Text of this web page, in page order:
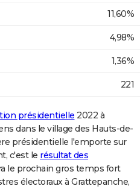
11,60%
4,98%
1,36%
221
présidentielle 2022 à
dans le village des Hauts-de-
présidentielle l'emporte sur
c'est le résultat des
le prochain gros temps fort
électoraux à Grattepanche,